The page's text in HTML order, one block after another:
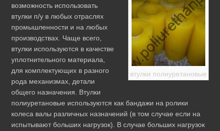
втулки полиуретановые
возможность использовать
втулки п/у в любых отраслях
промышленности и на любых
производствах. Чаще всего,
втулки используются в качестве
уплотнительного материала,
для комплектующих в разного
рода механизмах, детали
общего назначения. Втулки
полиуретановые используются как бандажи на ролики
колеса валы различных назначений (в том случае если на
испытывают больших нагрузок). В случае больших нагрузок